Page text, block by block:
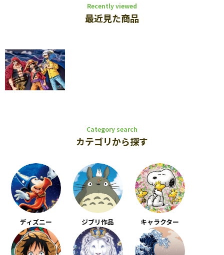
Recently viewed
最近見た商品
Category search
カテゴリから探す
ディズニー ジブリ作品 キャラクター